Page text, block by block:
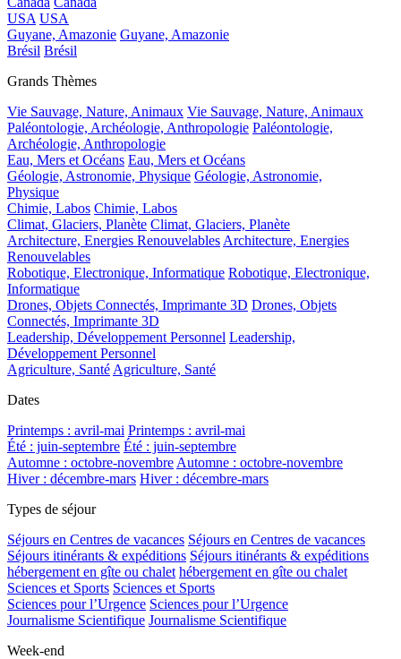
USA USA
Guyane, Amazonie Guyane, Amazonie
Brésil Brésil
Grands Thèmes
Vie Sauvage, Nature, Animaux Vie Sauvage, Nature, Animaux
Paléontologie, Archéologie, Anthropologie Paléontologie,
Archéologie, Anthropologie
Eau, Mers et Océans Eau, Mers et Océans
Géologie, Astronomie, Physique Géologie, Astronomie,
Physique
Chimie, Labos Chimie, Labos
Climat, Glaciers, Planète Climat, Glaciers, Planète
Architecture, Energies Renouvelables Architecture, Energies
Renouvelables
Robotique, Electronique, Informatique Robotique, Electronique,
Informatique
Drones, Objets Connectés, Imprimante 3D Drones, Objets
Connectés, Imprimante 3D
Leadership, Développement Personnel Leadership,
Développement Personnel
Agriculture, Santé Agriculture, Santé
Dates
Printemps : avril-mai Printemps : avril-mai
Été : juin-septembre Été : juin-septembre
Automne : octobre-novembre Automne : octobre-novembre
Hiver : décembre-mars Hiver : décembre-mars
Types de séjour
Séjours en Centres de vacances Séjours en Centres de vacances
Séjours itinérants & expéditions Séjours itinérants & expéditions
hébergement en gîte ou chalet hébergement en gîte ou chalet
Sciences et Sports Sciences et Sports
Sciences pour l’Urgence Sciences pour l’Urgence
Journalisme Scientifique Journalisme Scientifique
Week-end